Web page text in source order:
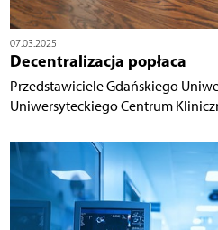
07.03.2025
Decentralizacja popłaca
Przedstawiciele Gdańskiego
Uniwersyteckiego Centrum